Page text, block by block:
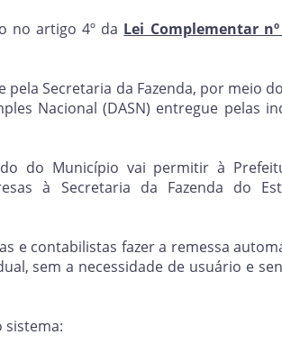
no artigo 4º da Lei Complementar
pela Secretaria da Fazenda, por meio
Nacional (DASN) entregue pelas
do Município vai permitir à
à Secretaria da Fazenda
e contabilistas fazer a remessa
sem a necessidade de usuário e
sistema: